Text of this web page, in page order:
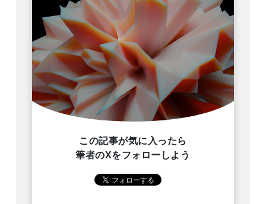
この記事が気に入ったら
筆者のXをフォローしよう